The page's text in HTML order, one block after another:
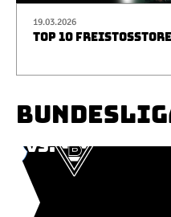
19.03.2026
TOP 10 FREISTOSSTORE